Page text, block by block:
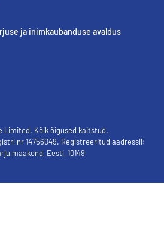
ja inimkaubanduse avaldus
Limited. Kõik õigused kaitstud.
nr 14756049. Registreeritud aadressil:
maakond, Eesti, 10149